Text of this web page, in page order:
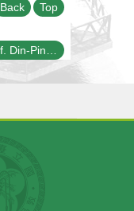
Back Top
Next:《賀》 本系 蔡定平 教授 Prof. Din-Ping Tsai 當選 2012年《IEEE Fellow》